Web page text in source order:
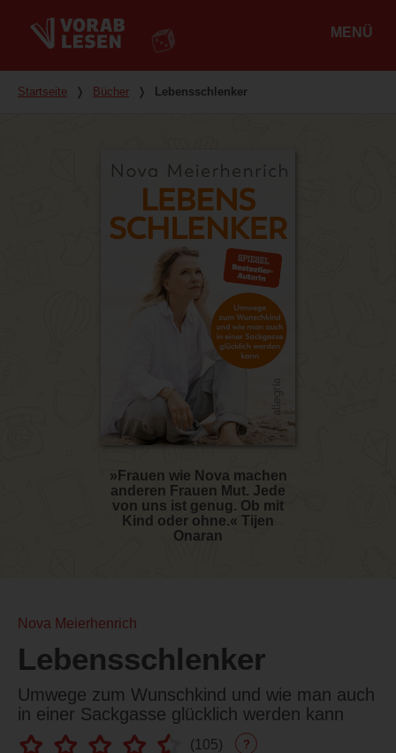
MENÜ
Du bist hier
Startseite ❭ Bücher ❭ Lebensschlenker
»Frauen wie Nova machen
anderen Frauen Mut. Jede
von uns ist genug. Ob mit
Kind oder ohne.« Tijen
Onaran
Nova Meierhenrich
Lebensschlenker
Umwege zum Wunschkind und wie man auch
in einer Sackgasse glücklich werden kann
(105) ?